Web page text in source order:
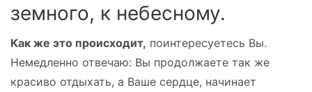
земного, к небесному.
Как же это происходит, поинтересуетесь Вы.
Немедленно отвечаю: Вы продолжаете так же
красиво отдыхать, а Ваше сердце, начинает